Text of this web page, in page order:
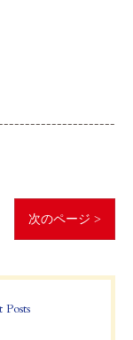
次のページ >